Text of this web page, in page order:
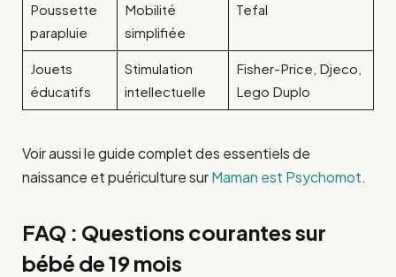
Poussette
parapluie
Mobilité
simplifiée
Tefal
Jouets
éducatifs
Stimulation
intellectuelle
Fisher-Price, Djeco,
Lego Duplo
Voir aussi le guide complet des essentiels de
naissance et puériculture surMaman est Psychomot.
FAQ : Questions courantes sur
bébé de 19 mois